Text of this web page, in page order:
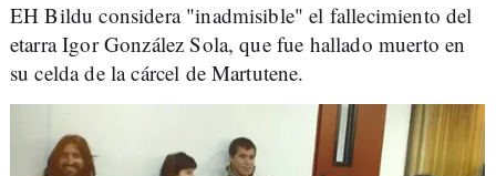
EH Bildu considera "inadmisible" el fallecimiento del
etarra Igor González Sola, que fue hallado muerto en
su celda de la cárcel de Martutene.